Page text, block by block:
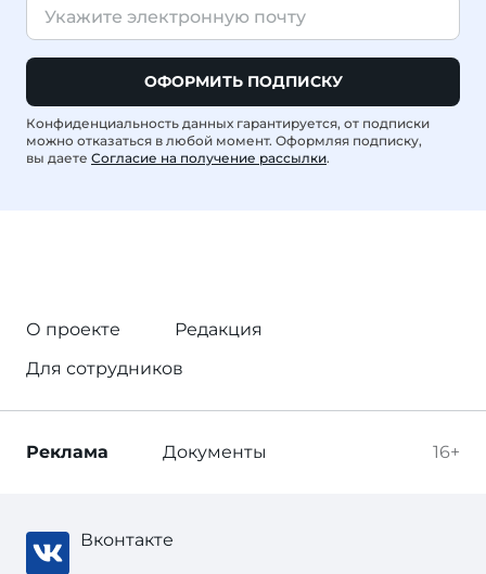
ОФОРМИТЬ ПОДПИСКУ
Конфиденциальность данных гарантируется, от подписки
можно отказаться в любой момент. Оформляя подписку,
вы даете Согласие на получение рассылки.
О проекте
Редакция
Для сотрудников
16+
Реклама Документы
Вконтакте